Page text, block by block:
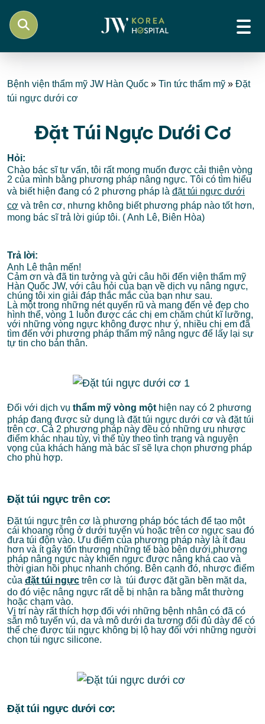
Bệnh viện thẩm mỹ JW Hàn Quốc » Tin tức thẩm mỹ » Đặt
túi ngực dưới cơ
Đặt Túi Ngực Dưới Cơ
Hỏi:
Chào bác sĩ tư vấn, tôi rất mong muốn được cải thiện vòng
2 của mình bằng phương pháp nâng ngực. Tôi có tìm hiểu
và biết hiện đang có 2 phương pháp là đặt túi ngực dưới
cơ và trên cơ, nhưng không biết phương pháp nào tốt hơn,
mong bác sĩ trả lời giúp tôi. ( Anh Lê, Biên Hòa)
Trả lời:
Anh Lê thân mến!
Cảm ơn và đã tin tưởng và gửi câu hõi đến viện thẩm mỹ
Hàn Quốc JW, với câu hỏi của bạn về dịch vụ nâng ngực,
chúng tôi xin giải đáp thắc mắc của bạn như sau.
Là một trong những nét quyến rũ và mang đến vẻ đẹp cho
hình thể, vòng 1 luôn được các chị em chăm chút kĩ lưỡng,
với những vòng ngực không được như ý, nhiều chị em đã
tìm đến với phương pháp thẩm mỹ nâng ngực để lấy lại sự
tự tin cho bản thân.
Đối với dịch vụ thẩm mỹ vòng một hiện nay có 2 phương
pháp đang được sử dụng là đặt túi ngực dưới cơ và đặt túi
trên cơ. Cả 2 phương pháp này đều có những ưu nhược
điểm khác nhau tùy, vì thế tùy theo tình trạng và nguyện
vọng của khách hàng mà bác sĩ sẽ lựa chọn phương pháp
cho phù hợp.
Đặt túi ngực trên cơ:
Đặt túi ngực trên cơ là phương pháp bóc tách để tạo một
cái khoang rỗng ở dưới tuyến vú hoặc trên cơ ngực sau đó
đưa túi độn vào. Ưu điểm của phương pháp này là ít đau
hơn và ít gây tổn thương những tế bào bên dưới,phương
pháp nâng ngực này khiến ngực được nâng khá cao và
thời gian hồi phục nhanh chóng. Bên cạnh đó, nhược điểm
của đặt túi ngực trên cơ là túi được đặt gần bền mặt da,
do đó việc nâng ngực rất dễ bị nhận ra bằng mắt thường
hoặc chạm vào.
Vị trí này rất thích hợp đối với những bệnh nhân có đã có
sẵn mô tuyến vú, da và mô dưới da tương đối đủ dày để có
thể che được túi ngực không bị lộ hay đối với những người
chọn túi ngực silicone.
Đặt túi ngực dưới cơ: